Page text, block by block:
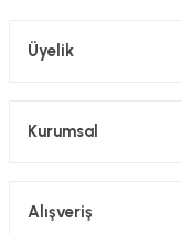
Üyelik
Kurumsal
Alışveriş